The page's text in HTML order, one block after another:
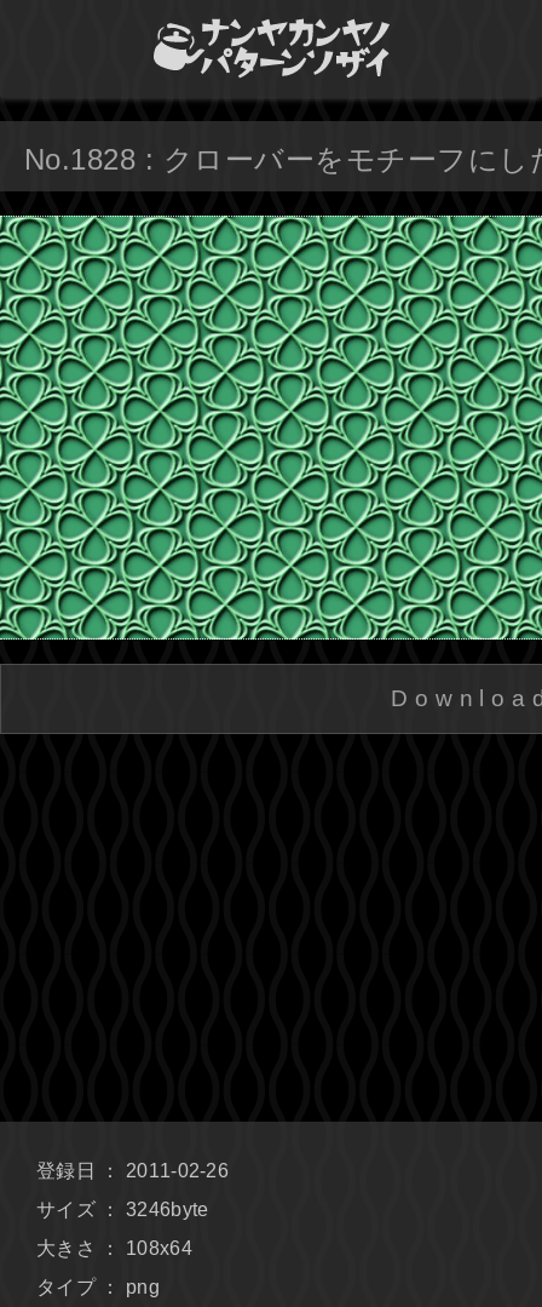
No.1828 : クローバーをモチーフにし
登録日 ： 2011-02-26
サイズ ： 3246byte
大きさ ： 108x64
タイプ ： png